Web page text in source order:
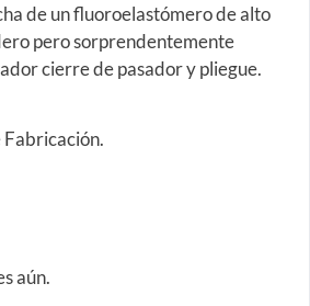
de un fluoroelastómero de alto
pero sorprendentemente
cierre de pasador y pliegue.
aún.